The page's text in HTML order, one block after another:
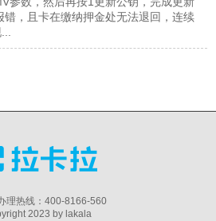
错，且卡在缴纳押金处无法退回，连续
理热线：400-8166-560
2023 by lakala